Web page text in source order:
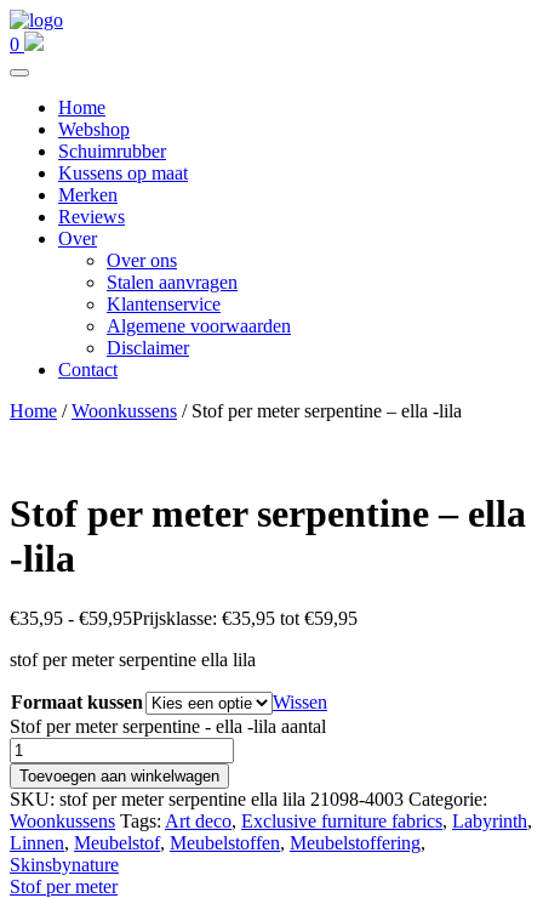
0
Home
Webshop
Schuimrubber
Kussens op maat
Merken
Reviews
Over
Over ons
Stalen aanvragen
Klantenservice
Algemene voorwaarden
Disclaimer
Contact
Home /Woonkussens / Stof per meter serpentine – ella -lila
Stof per meter serpentine – ella
-lila
€35,95 - €59,95Prijsklasse: €35,95 tot €59,95
stof per meter serpentine ella lila
Formaat kussen
Wissen
Stof per meter serpentine - ella -lila aantal
Toevoegen aan winkelwagen
SKU: stof per meter serpentine ella lila 21098-4003 Categorie:
Woonkussens Tags: Art deco, Exclusive furniture fabrics, Labyrinth,
Linnen, Meubelstof, Meubelstoffen, Meubelstoffering,
Skinsbynature
Stof per meter